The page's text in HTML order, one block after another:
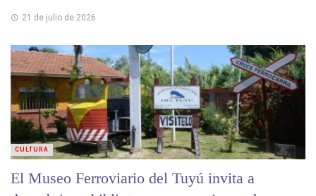
21 de julio de 2026
El Museo Ferroviario del Tuyú invita a
CULTURA